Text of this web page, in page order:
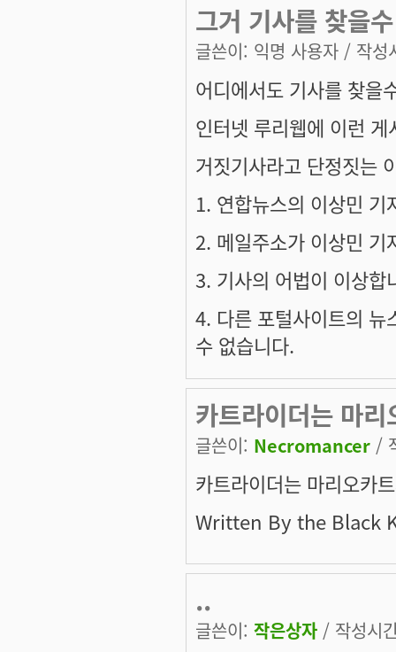
그거 기사를 찾을
글쓴이: 익명 사용자 / 작성
어디에서도 기사를 찾을
인터넷 루리웹에 이런
거짓기사라고 단정짓는
1. 연합뉴스의 이상민
2. 메일주소가 이상민 기
3. 기사의 어법이 이상합
4. 다른 포털사이트의 뉴
수 없습니다.
카트라이더는 마
글쓴이: Necromancer /
카트라이더는 마리오카
Written By the Black
..
글쓴이: 작은상자 / 작성시